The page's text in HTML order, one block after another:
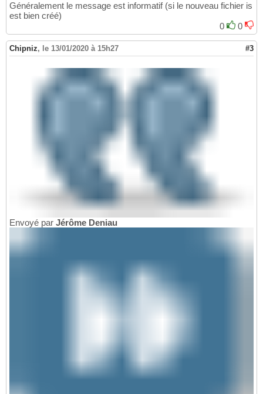
Généralement le message est informatif (si le nouveau fichier is
est bien créé)
0
0
Chipniz, le 13/01/2020 à 15h27 #3
Envoyé par Jérôme Deniau